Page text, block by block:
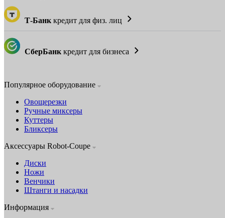
Т-Банк кредит для физ. лиц
СберБанк кредит для бизнеса
Популярное оборудование
Овощерезки
Ручные миксеры
Куттеры
Бликсеры
Аксессуары Robot-Coupe
Диски
Ножи
Венчики
Штанги и насадки
Информация